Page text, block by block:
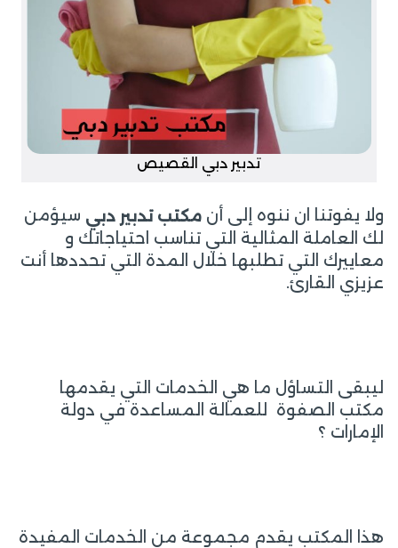
تدبير دبي القصيص
ولا يفوتنا ان ننوه إلى أن مكتب تدبير دبي سيؤمن
لك العاملة المثالية التي تناسب احتياجاتك و
معاييرك التي تطلبها خلال المدة التي تحددها أنت
عزيزي القارئ.
ليبقى التساؤل ما هي الخدمات التي يقدمها
مكتب الصفوة للعمالة المساعدة في دولة
الإمارات ؟
هذا المكتب يقدم مجموعة من الخدمات المفيدة